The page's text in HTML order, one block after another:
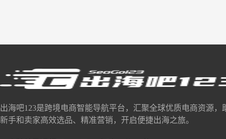
出海吧123是跨境电商智能导航平台，汇聚全球优质电商资源，
新手和卖家高效选品、精准营销，开启便捷出海之旅。